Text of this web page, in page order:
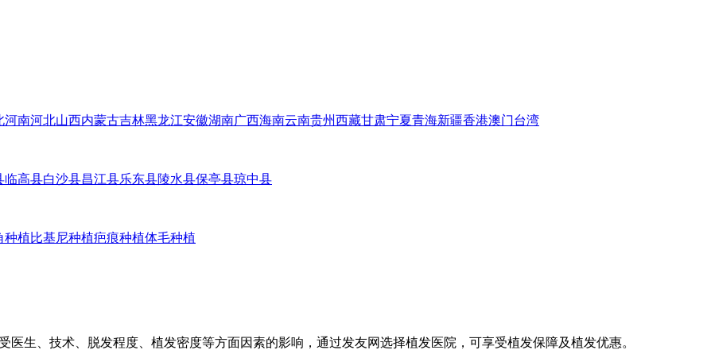
河南河北山西内蒙古吉林黑龙江安徽湖南广西海南云南贵州西藏甘肃宁夏青海新疆香港澳门台湾
临高县白沙县昌江县乐东县陵水县保亭县琼中县
种植比基尼种植疤痕种植体毛种植
生、技术、脱发程度、植发密度等方面因素的影响，通过发友网选择植发医院，可享受植发保障及植发优惠。